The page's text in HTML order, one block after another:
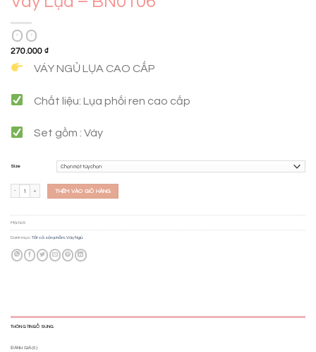
270.000 ₫
VÁY NGỦ LỤA CAO CẤP
Chất liệu: Lụa phối ren cao cấp
Set gồm : Váy
Size
THÊM VÀO GIỎ HÀNG
Mã:N/A
Danh mục:Tất cả sản phẩm Váy Ngủ
THÔNG TIN BỔ SUNG
ĐÁNH GIÁ (0)